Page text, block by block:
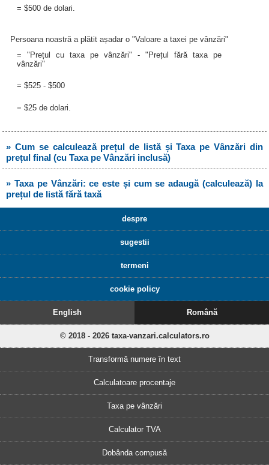
= $500 de dolari.
Persoana noastră a plătit așadar o "Valoare a taxei pe vânzări"
= "Prețul cu taxa pe vânzări" - "Prețul fără taxa pe
vânzări"
= $525 - $500
= $25 de dolari.
» Cum se calculează prețul de listă și Taxa pe Vânzări din
prețul final (cu Taxa pe Vânzări inclusă)
» Taxa pe Vânzări: ce este și cum se adaugă (calculează) la
prețul de listă fără taxă
despre
sugestii
termeni
cookie policy
English Română
© 2018 - 2026 taxa-vanzari.calculators.ro
Transformă numere în text
Calculatoare procentaje
Taxa pe vânzări
Calculator TVA
Dobânda compusă